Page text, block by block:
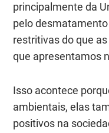
principalmente da
pelo
restritivas do que
que apresentamos
Isso acontece
ambientais, elas
positivos na